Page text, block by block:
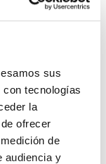
sus
tecnologías
la
ofrecer
de
audiencia y
PREMIUM